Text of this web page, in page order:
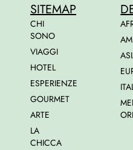
SITEMAP
CHI
SONO
VIAGGI
HOTEL
ESPERIENZE
GOURMET
ARTE
LA
CHICCA